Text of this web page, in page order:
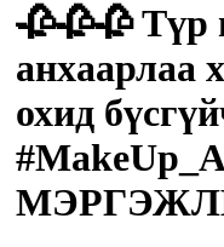
🥀🥀🥀 Түр
анхаарлаа
охид